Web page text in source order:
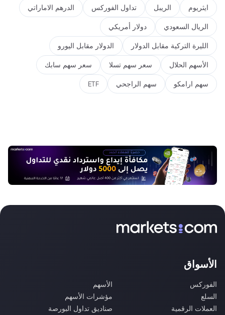
ايثريوم الريبل تداول الفوركس الدرهم الاماراتي
الريال السعودي دولار أمريكي
الليرة التركية مقابل الدولار الدولار مقابل اليورو
الأسهم الحلال سعر سهم تسلا سعر سهم سابك
سهم ارامكو سهم الراجحي ETF
الأسواق
الفوركس
الأسهم
السلع
مؤشرات الأسهم
العملات الرقمية
صناديق تداول البورصة